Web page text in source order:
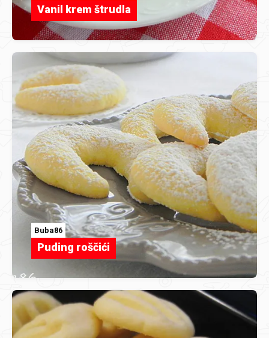
Vanil krem štrudla
Buba86
Puding roščići